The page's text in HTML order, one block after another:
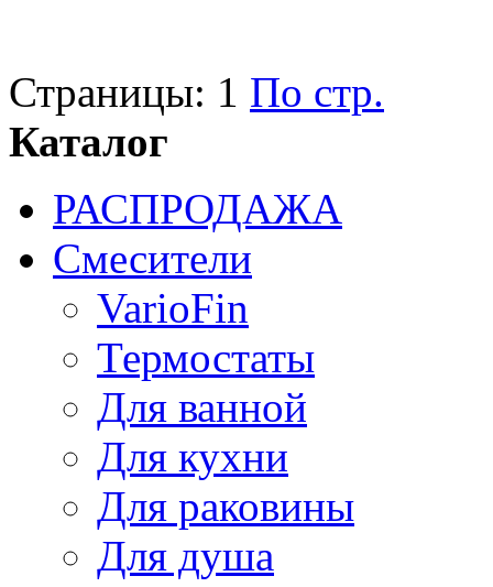
Страницы: 1 По стр.
Каталог
РАСПРОДАЖА
Смесители
VarioFin
Термостаты
Для ванной
Для кухни
Для раковины
Для душа